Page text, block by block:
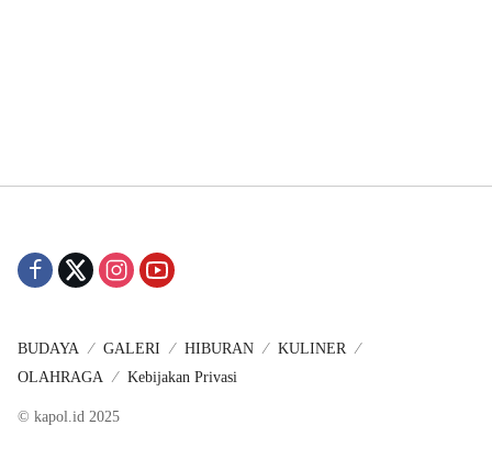
BUDAYA GALERI HIBURAN
KULINER
OLAHRAGA
Kebijakan Privasi
© kapol.id 2025